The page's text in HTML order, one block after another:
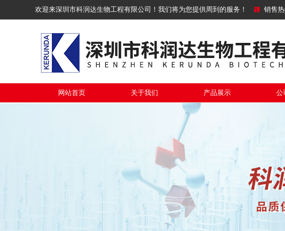
欢迎来深圳市科润达生物工程有限公司！我们将为您提供周到的服务！ 销售热
网站首页 关于我们 产品展示 公